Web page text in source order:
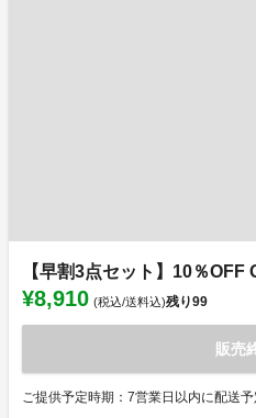
【早割3点セット】10％OFF
¥8,910 (税込/送料込)残り99
販売
ご提供予定時期：7営業日以内に配送予